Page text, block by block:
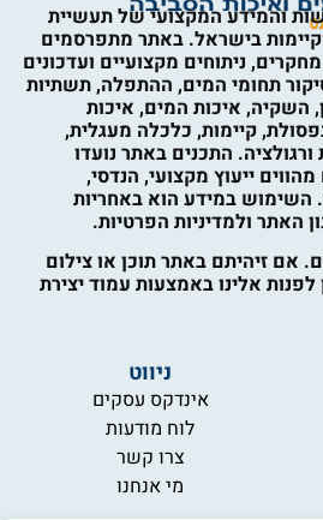
והמידע המקצועי של תעשיית
בישראל. באתר מתפרסמים
ניתוחים מקצועיים ועדכונים
תחומי המים, ההתפלה, תשתיות
השקיה, איכות המים, איכות
קיימות, כלכלה מעגלית,
התכנים באתר נועדו
ייעוץ מקצועי, הנדסי,
השימוש במידע הוא באחריות
ולמדיניות הפרטיות.
אם זיהיתם באתר תוכן או צילום
לפנות אלינו באמצעות עמוד יצירת
ניווט
אינדקס עסקים
לוח מודעות
צרו קשר
מי אנחנו